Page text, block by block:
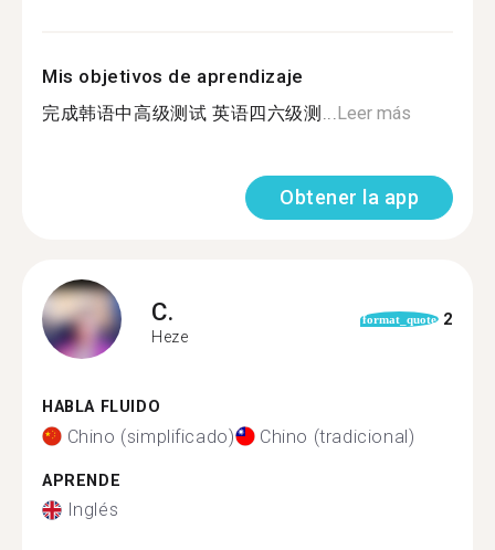
Mis objetivos de aprendizaje
完成韩语中高级测试 英语四六级测...Leer más
Obtener la app
C.
Heze
format_quote 2
HABLA FLUIDO
Chino (simplificado) Chino (tradicional)
APRENDE
Inglés